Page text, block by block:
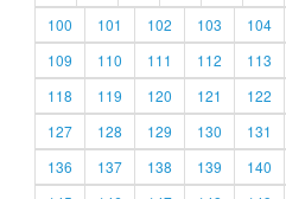
100
101 102 103 104
109
110 111 112 113
118
119 120 121 122
127
128 129 130 131
136
137 138 139 140